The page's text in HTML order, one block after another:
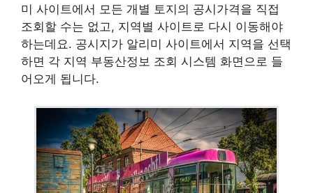
미 사이트에서 모든 개별 토지의 공시가격을 직접
조회할 수는 없고, 지역별 사이트로 다시 이동해야
하는데요. 공시지가 알리미 사이트에서 지역을 선택
하면 각 지역 부동산정보 조회 시스템 화면으로 들
어오게 됩니다.